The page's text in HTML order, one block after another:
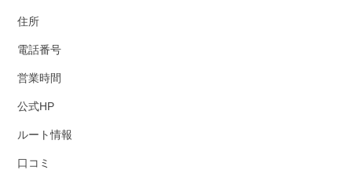
住所
電話番号
営業時間
公式HP
ルート情報
口コミ